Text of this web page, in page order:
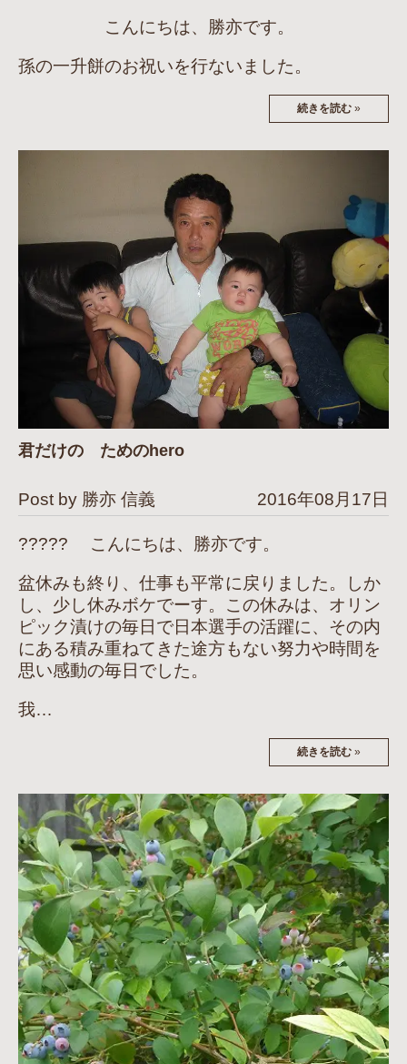
こんにちは、勝亦です。
孫の一升餅のお祝いを行ないました。
続きを読む »
君だけの ためのhero
Post by 勝亦 信義 2016年08月17日
????? こんにちは、勝亦です。
盆休みも終り、仕事も平常に戻りました。しか
し、少し休みボケでーす。この休みは、オリン
ピック漬けの毎日で日本選手の活躍に、その内
にある積み重ねてきた途方もない努力や時間を
思い感動の毎日でした。
我…
続きを読む »